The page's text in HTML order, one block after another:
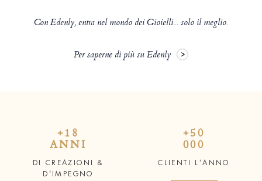
Con Edenly, entra nel mondo dei Gioielli... solo il meglio.
Per saperne di più su Edenly
+18
ANNI
DI CREAZIONI &
D’IMPEGNO
+50
000
CLIENTI L’ANNO